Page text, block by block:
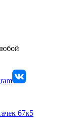
67к5